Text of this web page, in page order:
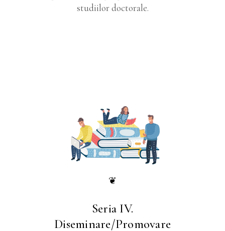
studiilor doctorale.
❦
Seria IV.
Diseminare/Promovare